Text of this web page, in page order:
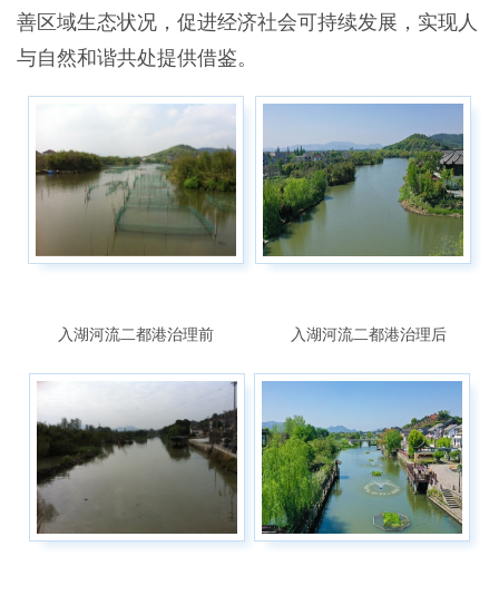
善区域生态状况，促进经济社会可持续发展，实现人
与自然和谐共处提供借鉴。
入湖河流二都港治理前 入湖河流二都港治理后